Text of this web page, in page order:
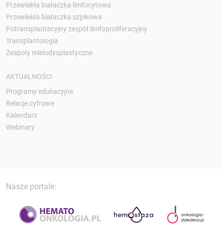
Przewlekła białaczka limfocytowa
Przewlekła białaczka szpikowa
Potransplantacyjny zespół limfoproliferacyjny
Transplantologia
Zespoły mielodysplastyczne
AKTUALNOŚCI
Programy edukacyjne
Relacje cyfrowe
Kalendarz
Webinary
Nasze portale: